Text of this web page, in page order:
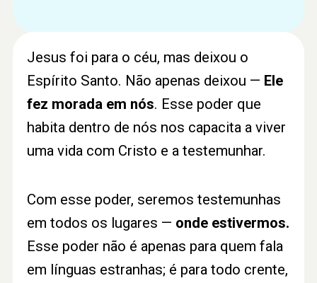
Jesus foi para o céu, mas deixou o
Espírito Santo. Não apenas deixou — Ele
fez morada em nós. Esse poder que
habita dentro de nós nos capacita a viver
uma vida com Cristo e a testemunhar.
Com esse poder, seremos testemunhas
em todos os lugares — onde estivermos.
Esse poder não é apenas para quem fala
em línguas estranhas; é para todo crente,